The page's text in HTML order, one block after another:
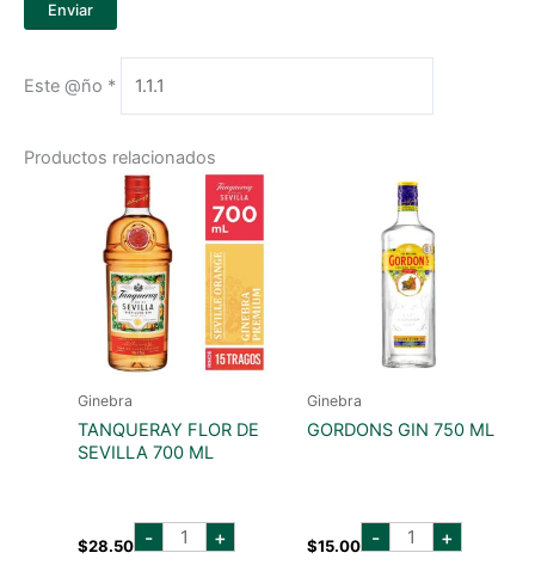
Este @ño *
Productos relacionados
Ginebra
TANQUERAY FLOR DE
SEVILLA 700 ML
$28.50 - tanqueray
flor +
Ginebra
GORDONS GIN 750 ML
$15.00 - GORDONS
GIN +